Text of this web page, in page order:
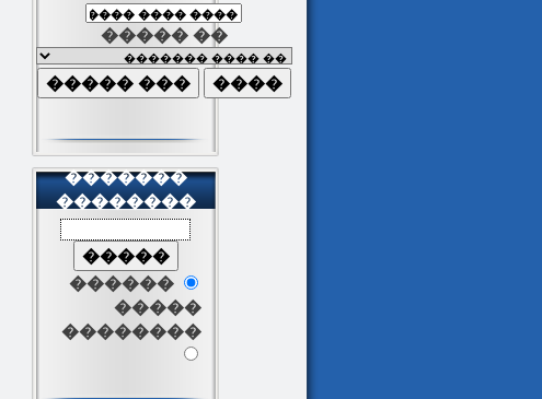
����� ��
�������
��������
������
�����
��������